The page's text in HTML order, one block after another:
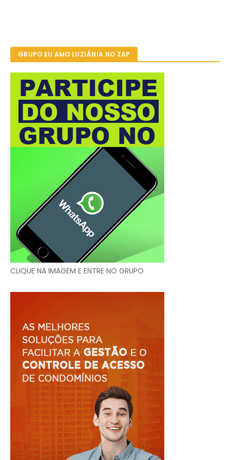
GRUPO EU AMO LUZIÂNIA NO ZAP
CLIQUE NA IMAGEM E ENTRE NO GRUPO